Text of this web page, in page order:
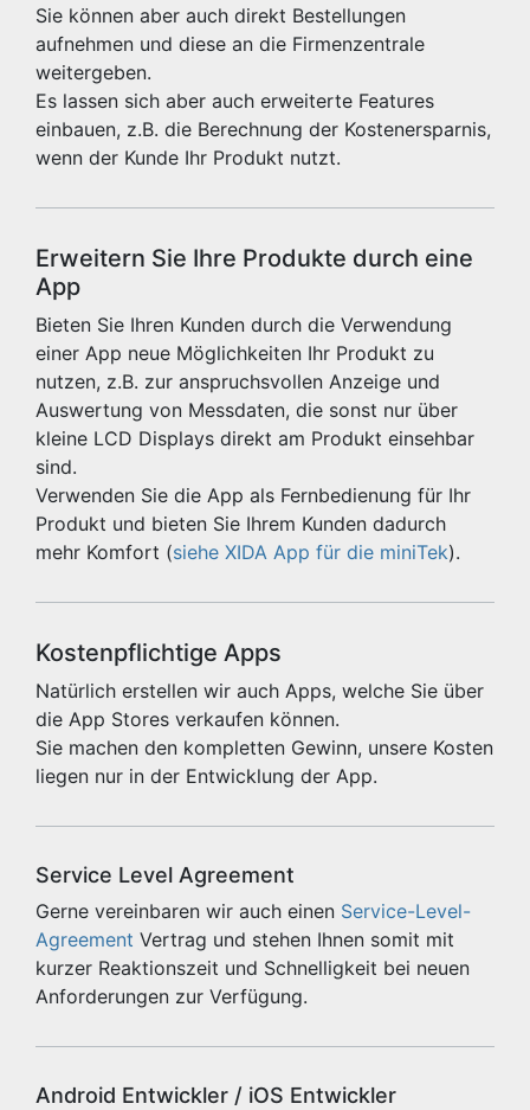
Sie können aber auch direkt Bestellungen
aufnehmen und diese an die Firmenzentrale
weitergeben.
Es lassen sich aber auch erweiterte Features
einbauen, z.B. die Berechnung der Kostenersparnis,
wenn der Kunde Ihr Produkt nutzt.
Erweitern Sie Ihre Produkte durch eine
App
Bieten Sie Ihren Kunden durch die Verwendung
einer App neue Möglichkeiten Ihr Produkt zu
nutzen, z.B. zur anspruchsvollen Anzeige und
Auswertung von Messdaten, die sonst nur über
kleine LCD Displays direkt am Produkt einsehbar
sind.
Verwenden Sie die App als Fernbedienung für Ihr
Produkt und bieten Sie Ihrem Kunden dadurch
mehr Komfort (siehe XIDA App für die miniTek).
Kostenpflichtige Apps
Natürlich erstellen wir auch Apps, welche Sie über
die App Stores verkaufen können.
Sie machen den kompletten Gewinn, unsere Kosten
liegen nur in der Entwicklung der App.
Service Level Agreement
Gerne vereinbaren wir auch einen Service-Level-
Agreement Vertrag und stehen Ihnen somit mit
kurzer Reaktionszeit und Schnelligkeit bei neuen
Anforderungen zur Verfügung.
Android Entwickler / iOS Entwickler